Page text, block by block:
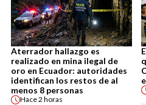
Aterrador hallazgo es
realizado en mina ilegal de
oro en Ecuador: autoridades
identifican los restos de al
menos 8 personas
Hace2 horas